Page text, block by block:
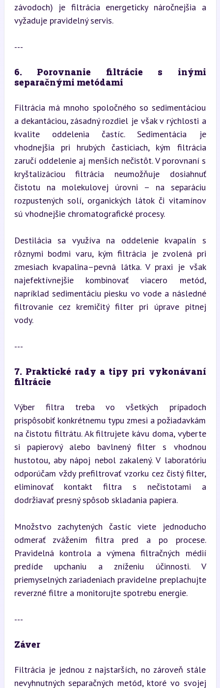
závodoch) je filtrácia energeticky náročnejšia a
vyžaduje pravidelný servis.
---
6. Porovnanie filtrácie s inými
separačnými metódami
Filtrácia má mnoho spoločného so sedimentáciou
a dekantáciou, zásadný rozdiel je však v rýchlosti a
kvalite oddelenia častíc. Sedimentácia je
vhodnejšia pri hrubých časticiach, kým filtrácia
zaručí oddelenie aj menších nečistôt. V porovnaní s
kryštalizáciou filtrácia neumožňuje dosiahnuť
čistotu na molekulovej úrovni – na separáciu
rozpustených solí, organických látok či vitamínov
sú vhodnejšie chromatografické procesy.
Destilácia sa využíva na oddelenie kvapalín s
rôznymi bodmi varu, kým filtrácia je zvolená pri
zmesiach kvapalina–pevná látka. V praxi je však
najefektívnejšie kombinovať viacero metód,
napríklad sedimentáciu piesku vo vode a následné
filtrovanie cez kremičitý filter pri úprave pitnej
vody.
---
7. Praktické rady a tipy pri vykonávaní
filtrácie
Výber filtra treba vo všetkých prípadoch
prispôsobiť konkrétnemu typu zmesi a požiadavkám
na čistotu filtrátu. Ak filtrujete kávu doma, vyberte
si papierový alebo bavlnený filter s vhodnou
hustotou, aby nápoj nebol zakalený. V laboratóriu
odporúčam vždy prefiltrovať vzorku cez čistý filter,
eliminovať kontakt filtra s nečistotami a
dodržiavať presný spôsob skladania papiera.
Množstvo zachytených častíc viete jednoducho
odmerať zvážením filtra pred a po procese.
Pravidelná kontrola a výmena filtračných médií
predíde upchaniu a zníženiu účinnosti. V
priemyselných zariadeniach pravidelne preplachujte
reverzné filtre a monitorujte spotrebu energie.
---
Záver
Filtrácia je jednou z najstarších, no zároveň stále
nevyhnutných separačných metód, ktoré vo svojej